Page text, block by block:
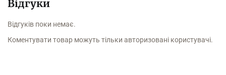
Відгуки
Відгуків поки немає.
Коментувати товар можуть тільки авторизовані користувачі.